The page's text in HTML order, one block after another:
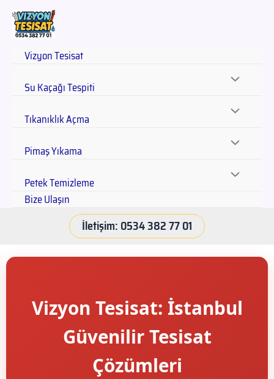
Vizyon Tesisat
Su Kaçağı Tespiti
Tıkanıklık Açma
Pimaş Yıkama
Petek Temizleme
Bize Ulaşın
İletişim: 0534 382 77 01
Vizyon Tesisat: İstanbul
Güvenilir Tesisat
Çözümleri